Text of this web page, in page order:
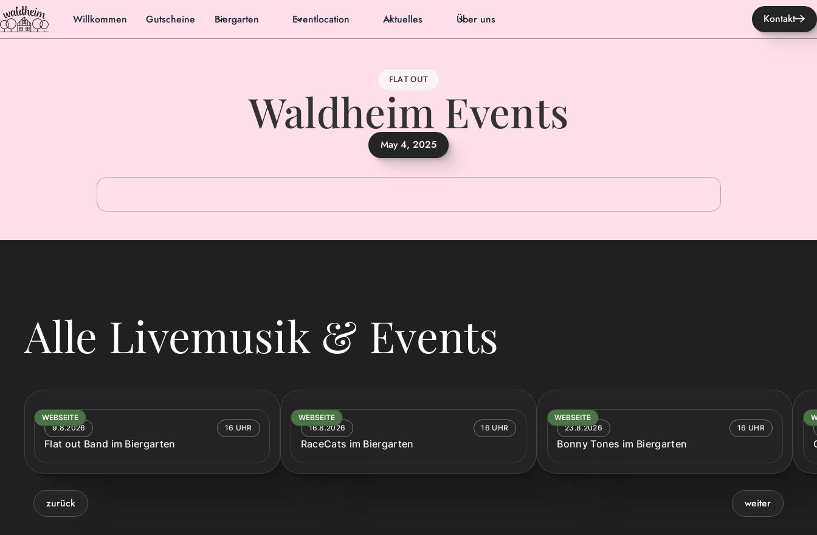
Willkommen Gutscheine Biergarten Eventlocation Aktuelles Über uns Kontakt
FLAT OUT
Waldheim Events
May 4, 2025
Alle Livemusik & Events
WEBSEITE
9.8.2026
16 UHR
Flat out Band im Biergarten
WEBSEITE
16.8.2026
16 UHR
RaceCats im Biergarten
WEBSEITE
23.8.2026
16 UHR
Bonny Tones im Biergarten
zurück weiter